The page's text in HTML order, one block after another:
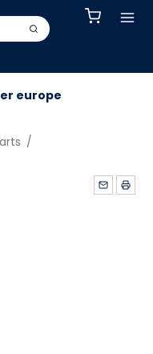
europe
/